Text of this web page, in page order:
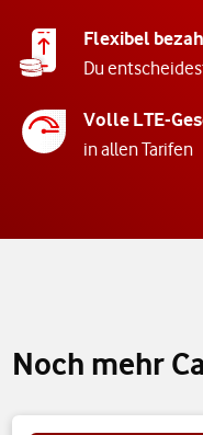
Flexibel
Du
Volle LTE-
in allen Tarifen
Noch mehr